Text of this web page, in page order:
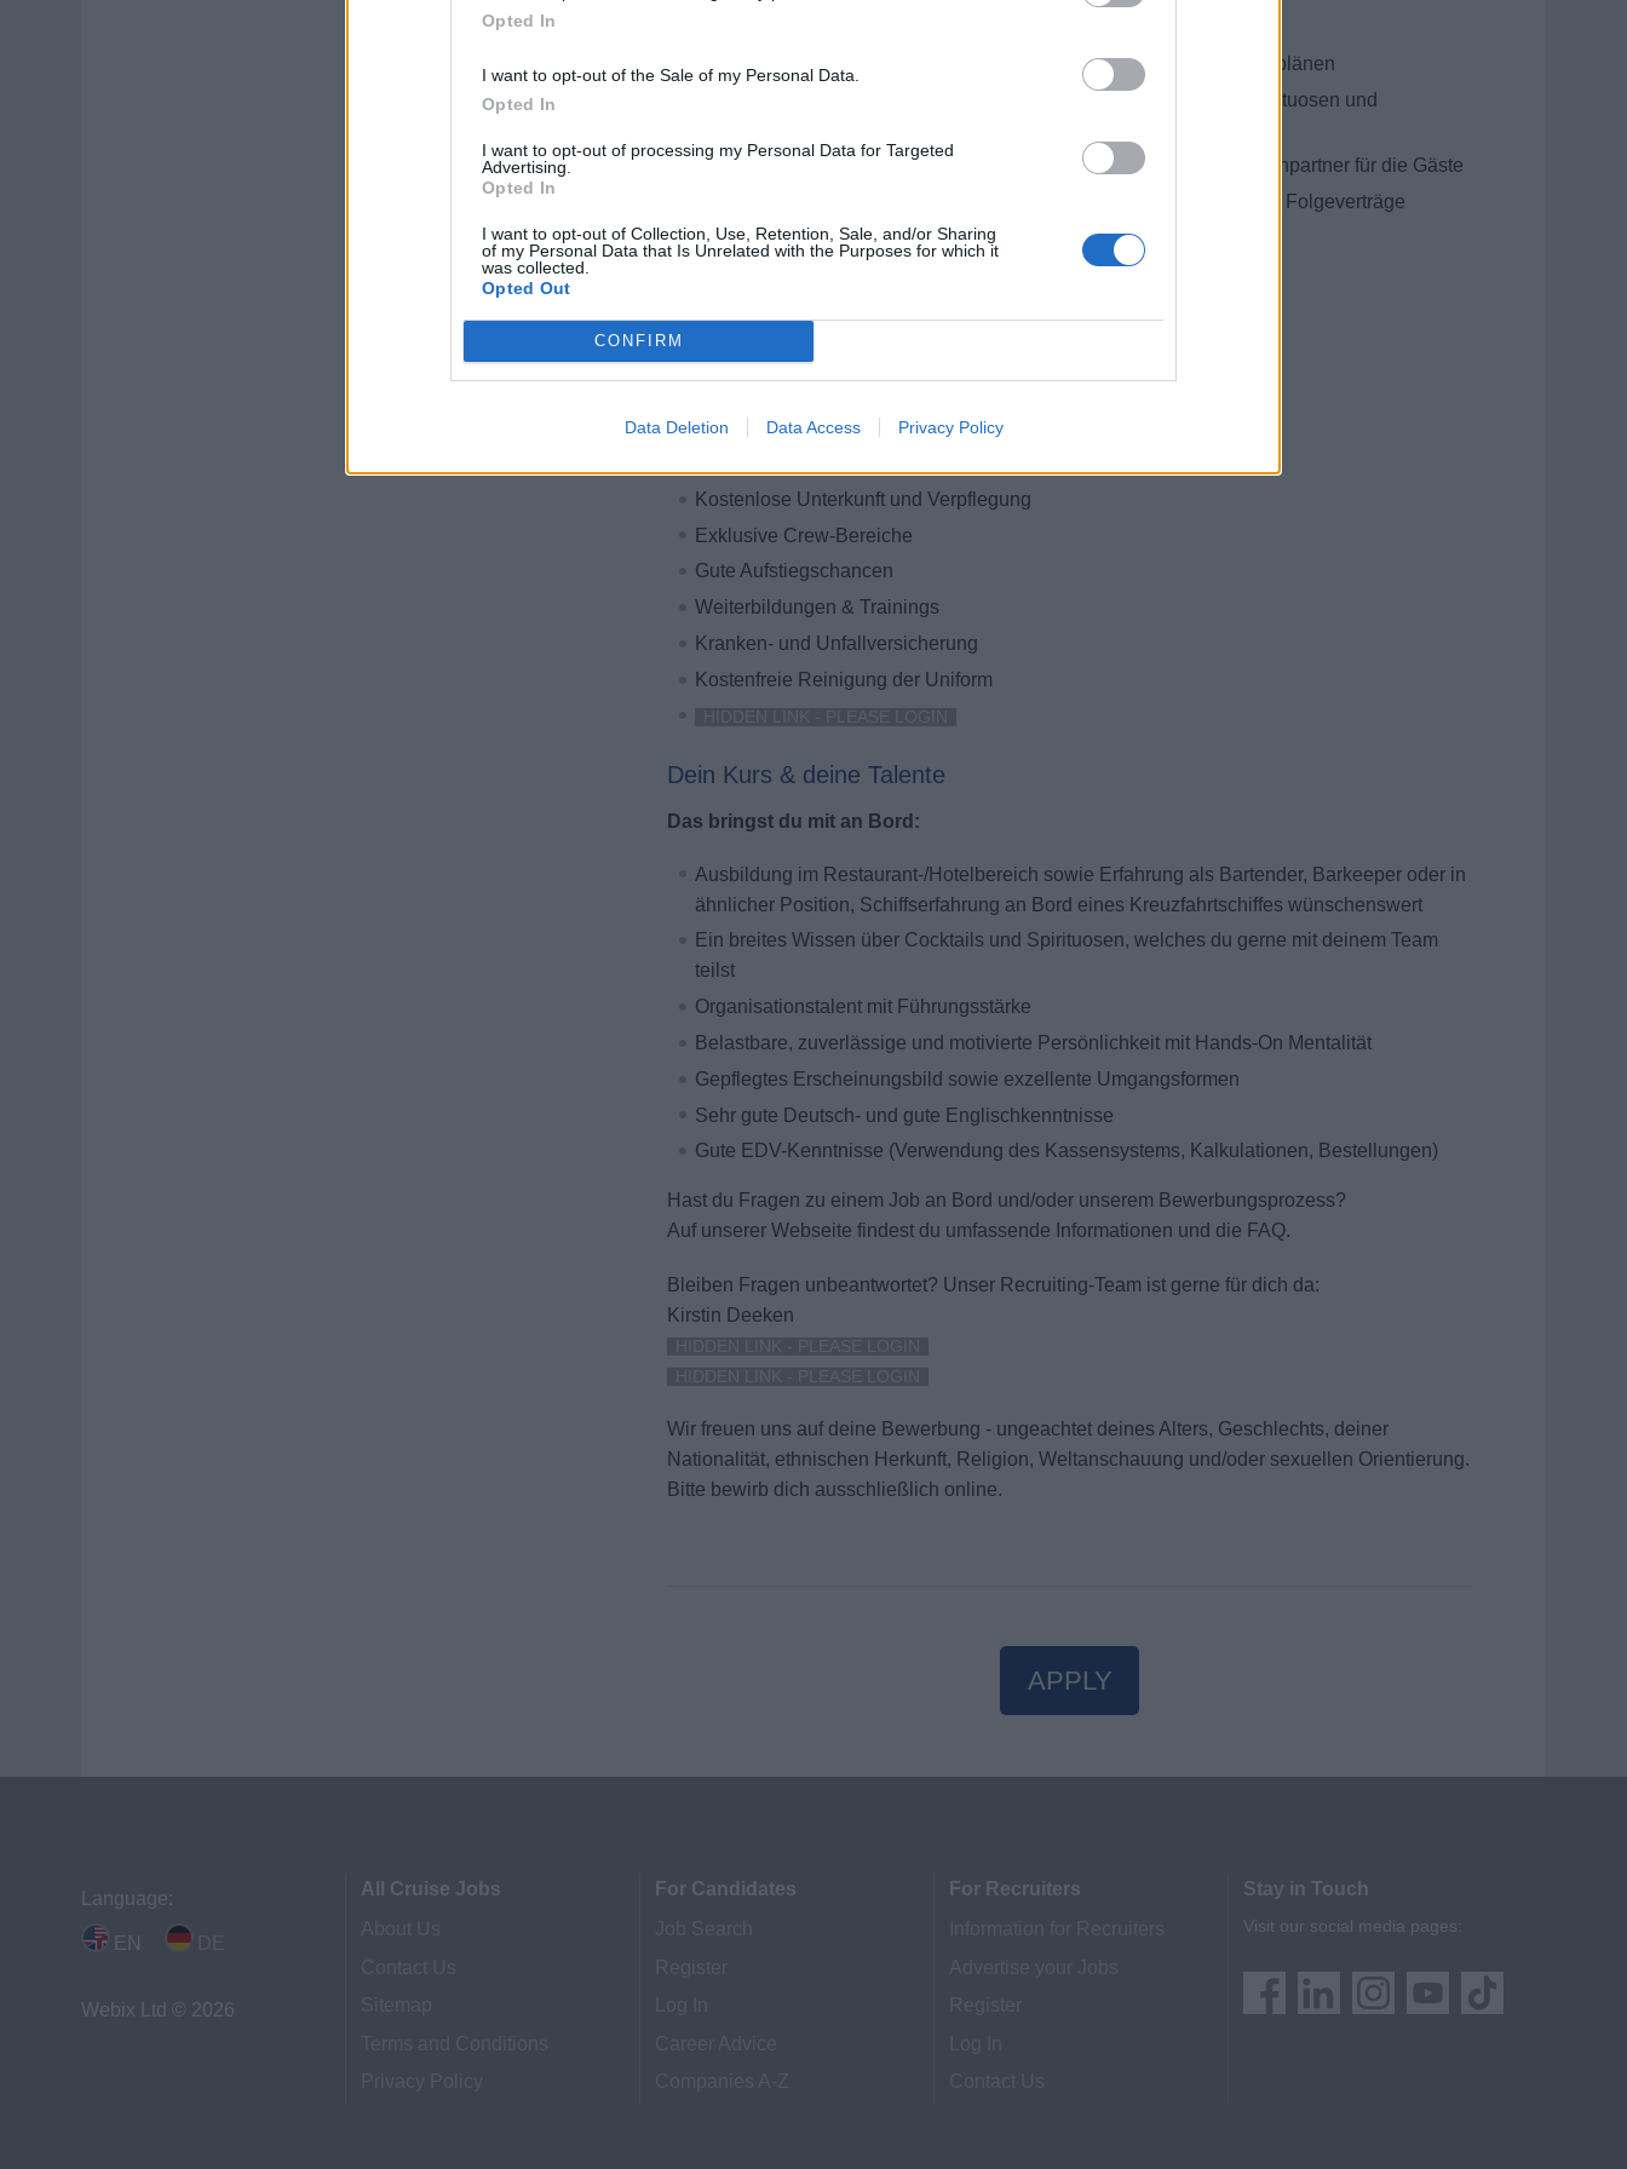
Opted In
I want to opt-out of the Sale of my Personal Data.
Opted In
I want to opt-out of processing my Personal Data for Targeted
Advertising.
Opted In
I want to opt-out of Collection, Use, Retention, Sale, and/or Sharing
of my Personal Data that Is Unrelated with the Purposes for which it
was collected.
Opted Out
CONFIRM
Data Deletion Data Access Privacy Policy
Erster Ansprechpartner für dein Bar-Team und Erstellung von Dienstplänen
Verantwortung für Kontrolle, Warenbestellung und Inventur aller Spirituosen und
Präsenz in den Bars während der Service-Zeiten und erster Ansprechpartner für die Gäste
Vertragsdauer deines ersten Einsatzes: 5 - 6 Monate, anschließende Folgeverträge
möglich
Das bieten wir dir:
Bezahlte An- & Abreise
Kostenlose Unterkunft und Verpflegung
Exklusive Crew-Bereiche
Gute Aufstiegschancen
Weiterbildungen & Trainings
Kranken- und Unfallversicherung
Kostenfreie Reinigung der Uniform
Dein Kurs & deine Talente
Das bringst du mit an Bord:
Ausbildung im Restaurant-/Hotelbereich sowie Erfahrung als Bartender, Barkeeper oder in
ähnlicher Position, Schiffserfahrung an Bord eines Kreuzfahrtschiffes wünschenswert
Ein breites Wissen über Cocktails und Spirituosen, welches du gerne mit deinem Team
teilst
Organisationstalent mit Führungsstärke
Belastbare, zuverlässige und motivierte Persönlichkeit mit Hands-On Mentalität
Gepflegtes Erscheinungsbild sowie exzellente Umgangsformen
Sehr gute Deutsch- und gute Englischkenntnisse
Gute EDV-Kenntnisse (Verwendung des Kassensystems, Kalkulationen, Bestellungen)
Hast du Fragen zu einem Job an Bord und/oder unserem Bewerbungsprozess?
Auf unserer Webseite findest du umfassende Informationen und die FAQ.
Bleiben Fragen unbeantwortet? Unser Recruiting-Team ist gerne für dich da:
Kirstin Deeken
Wir freuen uns auf deine Bewerbung - ungeachtet deines Alters, Geschlechts, deiner
Nationalität, ethnischen Herkunft, Religion, Weltanschauung und/oder sexuellen Orientierung.
Bitte bewirb dich ausschließlich online.
APPLY
Language:
EN
Webix Ltd © 2026
All Cruise Jobs
For Candidates
For Recruiters
Stay in Touch
Visit our social media pages: